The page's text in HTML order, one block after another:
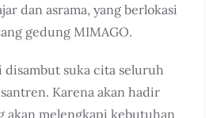
dan asrama, yang berlokasi
gedung MIMAGO.
disambut suka cita seluruh
Karena akan hadir
akan melengkapi kebutuhan